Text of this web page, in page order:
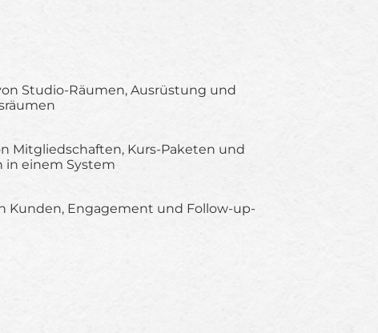
Studio-Räumen, Ausrüstung und
Mitgliedschaften, Kurs-Paketen und
in einem System
Kunden, Engagement und Follow-up-